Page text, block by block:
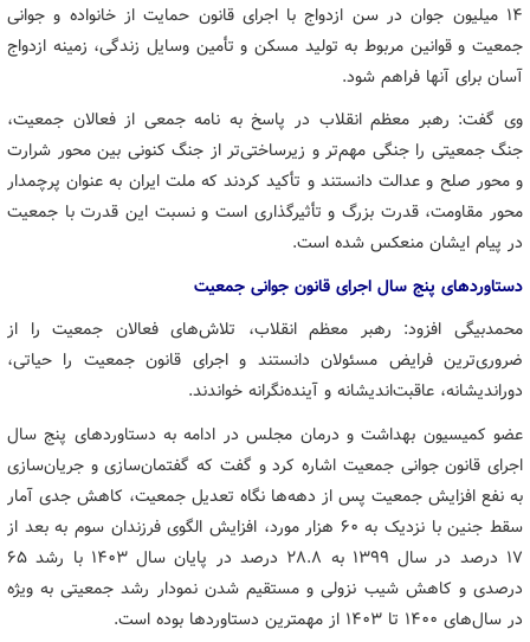
۱۴ میلیون جوان در سن ازدواج با اجرای قانون حمایت از خانواده و جوانی
جمعیت و قوانین مربوط به تولید مسکن و تأمین وسایل زندگی، زمینه ازدواج
آسان برای آنها فراهم شود.
وی گفت: رهبر معظم انقلاب در پاسخ به نامه جمعی از فعالان جمعیت،
جنگ جمعیتی را جنگی مهم‌تر و زیرساختی‌تر از جنگ کنونی بین محور شرارت
و محور صلح و عدالت دانستند و تأکید کردند که ملت ایران به عنوان پرچمدار
محور مقاومت، قدرت بزرگ و تأثیرگذاری است و نسبت این قدرت با جمعیت
در پیام ایشان منعکس شده است.
دستاوردهای پنج سال اجرای قانون جوانی جمعیت
محمدبیگی افزود: رهبر معظم انقلاب، تلاش‌های فعالان جمعیت را از
ضروری‌ترین فرایض مسئولان دانستند و اجرای قانون جمعیت را حیاتی،
دوراندیشانه، عاقبت‌اندیشانه و آینده‌نگرانه خواندند.
عضو کمیسیون بهداشت و درمان مجلس در ادامه به دستاوردهای پنج سال
اجرای قانون جوانی جمعیت اشاره کرد و گفت که گفتمان‌سازی و جریان‌سازی
به نفع افزایش جمعیت پس از دهه‌ها نگاه تعدیل جمعیت، کاهش جدی آمار
سقط جنین با نزدیک به ۶۰ هزار مورد، افزایش الگوی فرزندان سوم به بعد از
۱۷ درصد در سال ۱۳۹۹ به ۲۸.۸ درصد در پایان سال ۱۴۰۳ با رشد ۶۵
درصدی و کاهش شیب نزولی و مستقیم شدن نمودار رشد جمعیتی به ویژه
در سال‌های ۱۴۰۰ تا ۱۴۰۳ از مهمترین دستاوردها بوده است.